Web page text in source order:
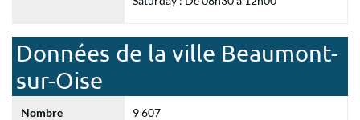
Données de la ville Beaumont-
sur-Oise
Nombre
9 607